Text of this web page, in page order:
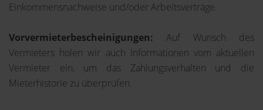
Einkommensnachweise und/oder Arbeitsverträge.
Vorvermieterbescheinigungen: Auf Wunsch des
Vermieters holen wir auch Informationen vom aktuellen
Vermieter ein, um das Zahlungsverhalten und die
Mieterhistorie zu überprüfen.